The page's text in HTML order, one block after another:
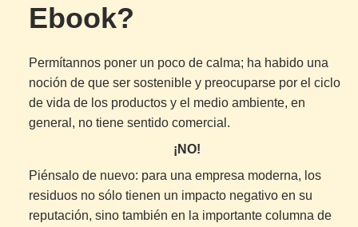
Ebook?
Permítannos poner un poco de calma; ha habido una
noción de que ser sostenible y preocuparse por el ciclo
de vida de los productos y el medio ambiente, en
general, no tiene sentido comercial.
¡NO!
Piénsalo de nuevo: para una empresa moderna, los
residuos no sólo tienen un impacto negativo en su
reputación, sino también en la importante columna de